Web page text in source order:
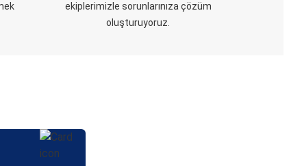
ekiplerimizle sorunlarınıza çözüm
oluşturuyoruz.